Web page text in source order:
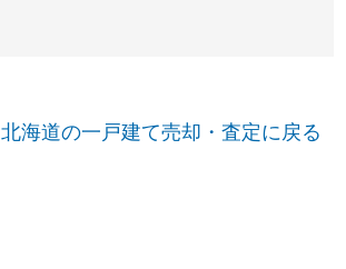
北海道の一戸建て売却・査定に戻る